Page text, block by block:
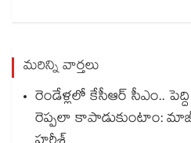
మరిన్ని వార్తలు
రెండేళ్లలో కేసీఆర్ సీఎం..
రెప్పలా కాపాడుకుంటాం: